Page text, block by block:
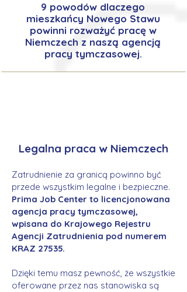
9 powodów dlaczego
mieszkańcy Nowego Stawu
powinni rozważyć pracę w
Niemczech z naszą agencją
pracy tymczasowej.
Legalna praca w Niemczech
Zatrudnienie za granicą powinno być
przede wszystkim legalne i bezpieczne.
Prima Job Center to licencjonowana
agencja pracy tymczasowej,
wpisana do Krajowego Rejestru
Agencji Zatrudnienia pod numerem
KRAZ 27535.
Dzięki temu masz pewność, że wszystkie
oferowane przez nas stanowiska są